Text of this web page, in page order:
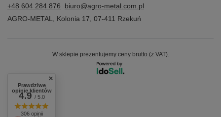
+48 604 284 876
biuro@agro-metal.com.pl
AGRO-METAL
Kolonia 17 07-411 Rzekuń
W sklepie prezentujemy ceny brutto (z VAT).
Prawdziwe
opinie klientów
4.9/ 5.0
306 opinii